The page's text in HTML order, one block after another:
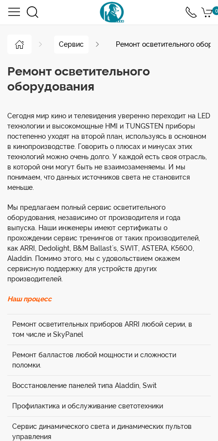
0
Сервис Ремонт осветительного
Ремонт осветительного
оборудования
Сегодня мир кино и телевидения уверенно переходит на LED
технологии и высокомощные HMI и TUNGSTEN приборы
постепенно уходят на второй план, используясь в основном
в кинопроизводстве. Говорить о плюсах и минусах этих
технологий можно очень долго. У каждой есть своя отрасль,
в которой они могут быть не взаимозаменяемы. И мы
понимаем, что данных источников света не становится
меньше.
Мы предлагаем полный сервис осветительного
оборудования, независимо от производителя и года
выпуска. Наши инженеры имеют сертификаты о
прохождении сервис тренингов от таких производителей,
как ARRI, Dedolight, B&M Ballast`s, SWIT, ASTERA, K5600,
Aladdin. Помимо этого, мы с удовольствием окажем
сервисную поддержку для устройств других
производителей.
Наш процесс
Ремонт осветительных приборов ARRI любой серии, в
том числе и SkyPanel
Ремонт балластов любой мощности и сложности
поломки.
Восстановление панелей типа Aladdin, Swit
Профилактика и обслуживание светотехники
Сервис динамического света и динамических пультов
управления